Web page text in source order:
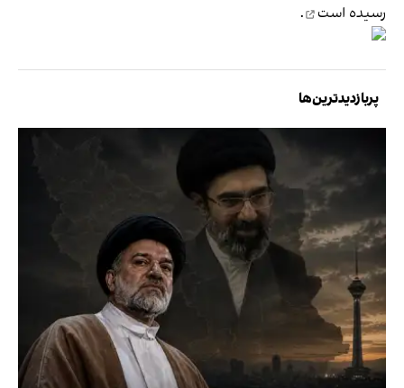
رسیده است
.
پربازدیدترین‌ها